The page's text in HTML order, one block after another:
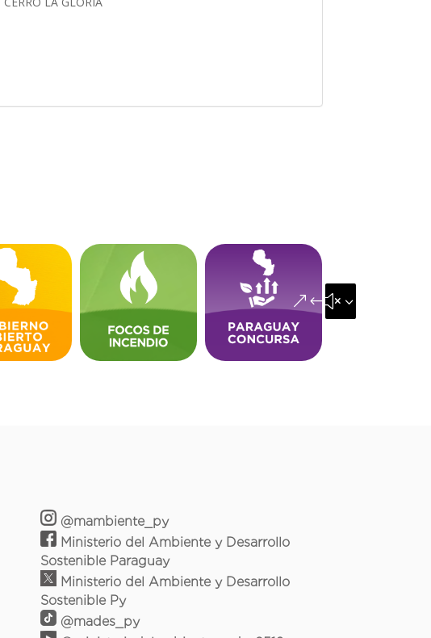
&#x35;
@mambiente_py
Ministerio del Ambiente y Desarrollo
Sostenible Paraguay
Ministerio del Ambiente y Desarrollo
Sostenible Py
@mades_py